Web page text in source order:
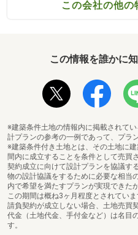
この会社の他の
この情報を誰かに
※建築条件土地の情報内に掲載されて
計プランの参考の一例であって、プラ
※建築条件付き土地とは、その土地に
間内に成立することを条件として売買
契約成立に向けて設計プランを協議す
物の設計協議をするために必要な相当
内で希望を満たすプランが実現できた
この期間は概ね3ヶ月程度とされてい
請負契約が成立しない場合、土地売買
代金（土地代金、手付金など）は名目
す。